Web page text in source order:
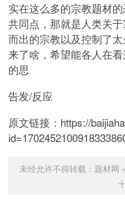
实在这么多的宗教题材
共同点，那就是人类关
而出的宗教以及控制了
来了啥，希望能各人在
的思
告发/反应
原文链接：https://
未经允许不得转载： 题材网 »